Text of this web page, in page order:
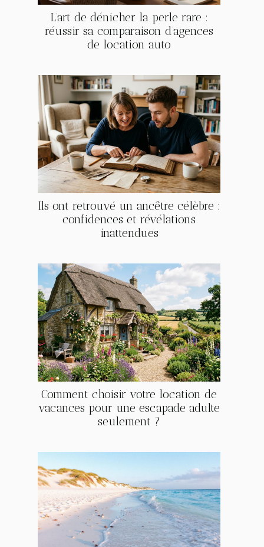
L’art de dénicher la perle rare :
réussir sa comparaison d’agences
de location auto
Ils ont retrouvé un ancêtre célèbre :
confidences et révélations
inattendues
Comment choisir votre location de
vacances pour une escapade adulte
seulement ?